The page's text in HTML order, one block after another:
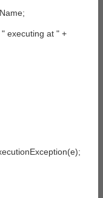
" executing at " +